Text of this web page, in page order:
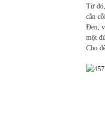
Từ
cằn
Đen,
một
Cho